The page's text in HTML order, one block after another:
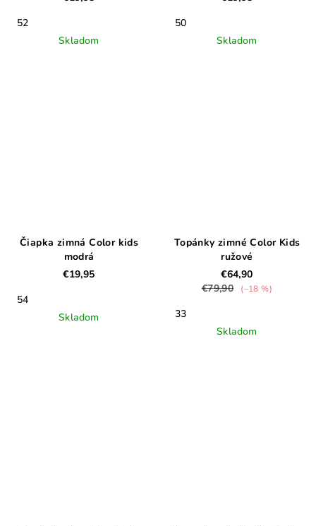
52
Skladom
50
Skladom
Čiapka zimná Color kids
modrá
€19,95
54
Skladom
Topánky zimné Color Kids
ružové
€64,90
€79,90
(–18 %)
33
Skladom